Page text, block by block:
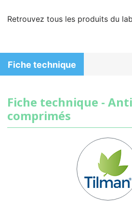
Retrouvez tous les produits du
Fiche technique
Fiche technique -
comprimés